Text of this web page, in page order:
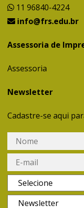
11 96840-4224
info@frs.edu.br
Assessoria de
Assessoria
Newsletter
Cadastre-se aqui